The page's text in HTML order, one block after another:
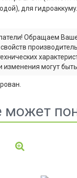
для
Обращаем Ваше
изменения могут